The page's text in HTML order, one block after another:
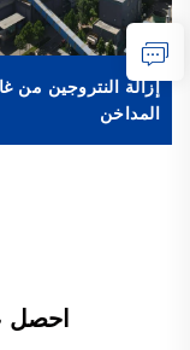
إزالة النتروجين من
المداخن